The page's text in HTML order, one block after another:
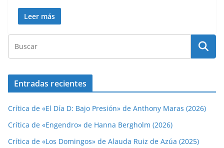
Leer más
Entradas recientes
Crítica de «El Día D: Bajo Presión» de Anthony Maras (2026)
Crítica de «Engendro» de Hanna Bergholm (2026)
Crítica de «Los Domingos» de Alauda Ruiz de Azúa (2025)